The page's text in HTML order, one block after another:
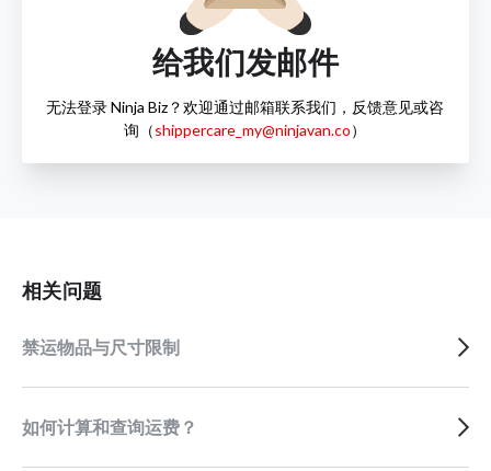
相关问题
禁运物品与尺寸限制
如何计算和查询运费？
给我们发邮件
无法登录 Ninja Biz？欢迎通过邮箱联系我们，反馈意见或咨
询（shippercare_my@ninjavan.co）